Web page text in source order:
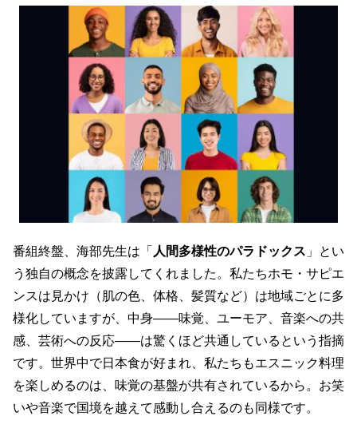
番組終盤、海部先生は「 人間多様性のパラドックス 」とい
う独自の概念を披露してくれました。私たちホモ・サピエ
ンスは見かけ（肌の色、体格、髪質など）は地域ごとに多
様化していますが、中身――味覚、ユーモア、音楽への共
感、芸術への反応――は驚くほど共通しているという指摘
です。世界中で日本食が好まれ、私たちもエスニック料理
を楽しめるのは、味覚の基盤が共有されているから。お笑
いや音楽で国境を越えて感動し合えるのも同様です。